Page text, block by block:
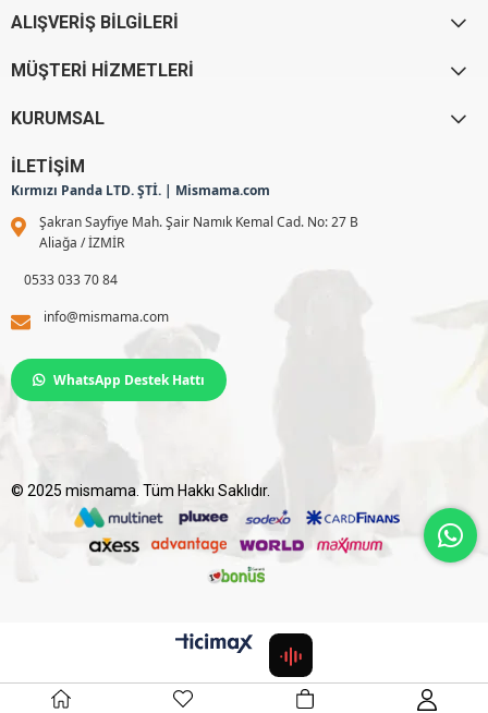
ALIŞVERİŞ BİLGİLERİ
MÜŞTERİ HİZMETLERİ
KURUMSAL
İLETİŞİM
Kırmızı Panda LTD. ŞTİ. | Mismama.com
Şakran Sayfiye Mah. Şair Namık Kemal Cad. No: 27 B
Aliağa / İZMİR
0533 033 70 84
info@mismama.com
WhatsApp Destek Hattı
© 2025 mismama. Tüm Hakkı Saklıdır.